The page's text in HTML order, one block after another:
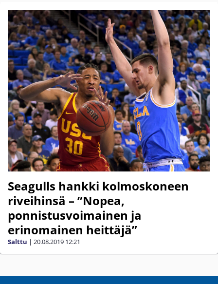
Seagulls hankki kolmoskoneen
riveihinsä – ”Nopea,
ponnistusvoimainen ja
erinomainen heittäjä”
Salttu | 20.08.2019 12:21